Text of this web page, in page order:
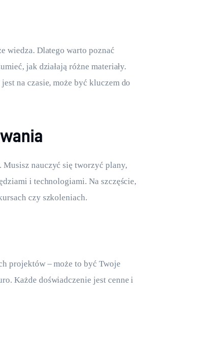
wiedza. Dlatego warto poznać
jak działają różne materiały.
na czasie, może być kluczem do
nauczyć się tworzyć plany,
i technologiami. Na szczęście,
czy szkoleniach.
projektów – może to być Twoje
Każde doświadczenie jest cenne i